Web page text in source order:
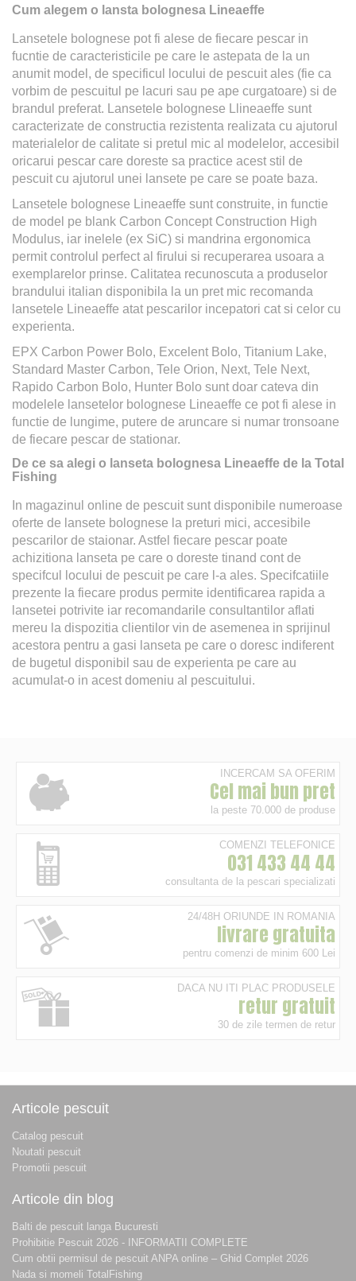
Cum alegem o lansta bolognesa Lineaeffe
Lansetele bolognese pot fi alese de fiecare pescar in
fucntie de caracteristicile pe care le astepata de la un
anumit model, de specificul locului de pescuit ales (fie ca
vorbim de pescuitul pe lacuri sau pe ape curgatoare) si de
brandul preferat. Lansetele bolognese Llineaeffe sunt
caracterizate de constructia rezistenta realizata cu ajutorul
materialelor de calitate si pretul mic al modelelor, accesibil
oricarui pescar care doreste sa practice acest stil de
pescuit cu ajutorul unei lansete pe care se poate baza.
Lansetele bolognese Lineaeffe sunt construite, in functie
de model pe blank Carbon Concept Construction High
Modulus, iar inelele (ex SiC) si mandrina ergonomica
permit controlul perfect al firului si recuperarea usoara a
exemplarelor prinse. Calitatea recunoscuta a produselor
brandului italian disponibila la un pret mic recomanda
lansetele Lineaeffe atat pescarilor incepatori cat si celor cu
experienta.
EPX Carbon Power Bolo, Excelent Bolo, Titanium Lake,
Standard Master Carbon, Tele Orion, Next, Tele Next,
Rapido Carbon Bolo, Hunter Bolo sunt doar cateva din
modelele lansetelor bolognese Lineaeffe ce pot fi alese in
functie de lungime, putere de aruncare si numar tronsoane
de fiecare pescar de stationar.
De ce sa alegi o lanseta bolognesa Lineaeffe de la Total
Fishing
In magazinul online de pescuit sunt disponibile numeroase
oferte de lansete bolognese la preturi mici, accesibile
pescarilor de staionar. Astfel fiecare pescar poate
achizitiona lanseta pe care o doreste tinand cont de
specifcul locului de pescuit pe care l-a ales. Specifcatiile
prezente la fiecare produs permite identificarea rapida a
lansetei potrivite iar recomandarile consultantilor aflati
mereu la dispozitia clientilor vin de asemenea in sprijinul
acestora pentru a gasi lanseta pe care o doresc indiferent
de bugetul disponibil sau de experienta pe care au
acumulat-o in acest domeniu al pescuitului.
INCERCAM SA OFERIM
Cel mai bun pret
la peste 70.000 de produse
COMENZI TELEFONICE
031 433 44 44
consultanta de la pescari specializati
24/48H ORIUNDE IN ROMANIA
livrare gratuita
pentru comenzi de minim 600 Lei
DACA NU ITI PLAC PRODUSELE
retur gratuit
30 de zile termen de retur
Articole pescuit
Catalog pescuit
Noutati pescuit
Promotii pescuit
Articole din blog
Balti de pescuit langa Bucuresti
Prohibitie Pescuit 2026 - INFORMATII COMPLETE
Cum obtii permisul de pescuit ANPA online – Ghid Complet 2026
Nada si momeli TotalFishing